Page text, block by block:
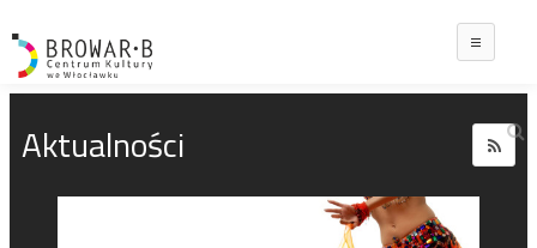
Aktualności